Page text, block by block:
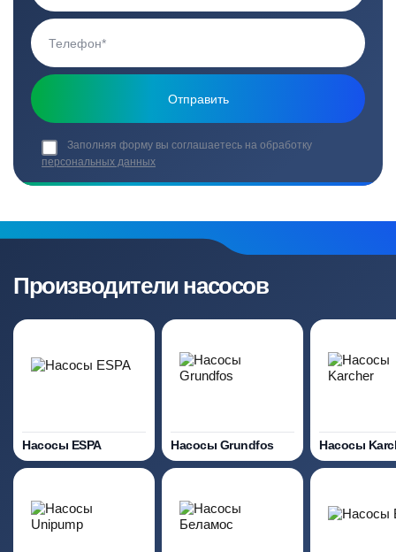
Заполняя форму вы соглашаетесь на обработку
персональных данных
Производители насосов
Насосы ESPA Насосы Grundfos Насосы